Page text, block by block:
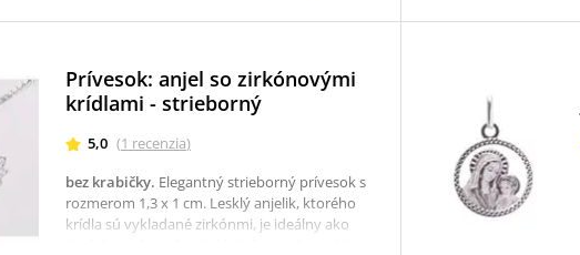
Prívesok: anjel so zirkónovými
krídlami - strieborný
5,0 (1 recenzia)
bez krabičky. Elegantný strieborný prívesok s
rozmerom 1,3 x 1 cm. Lesklý anjelik, ktorého
krídla sú vykladané zirkónmi, je ideálny ako